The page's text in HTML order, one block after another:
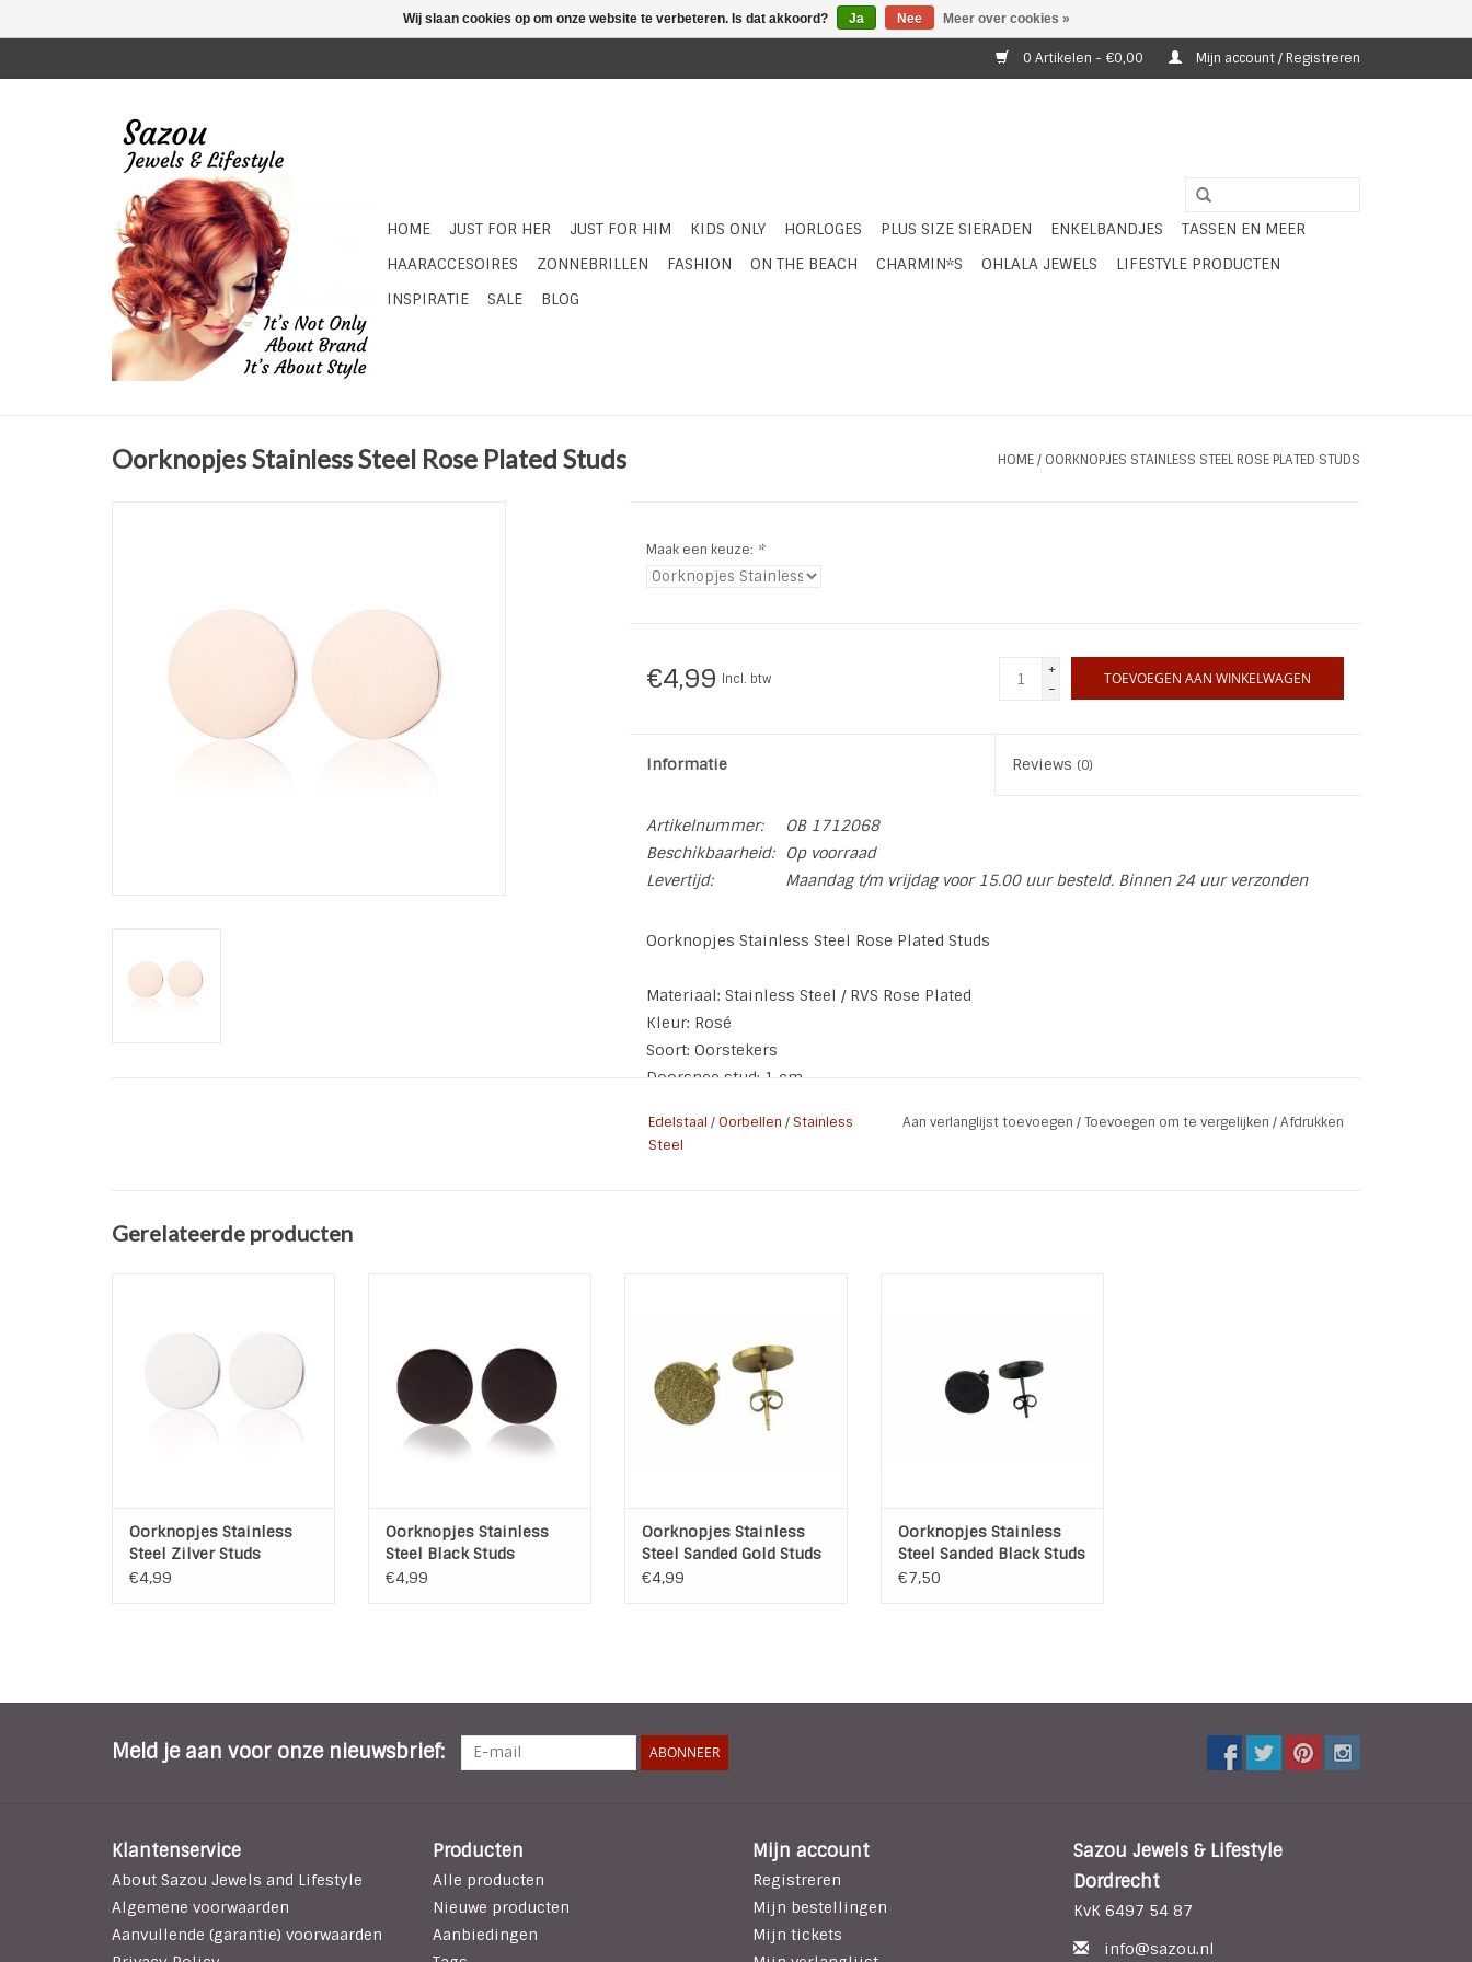
0 Artikelen - €0,00 Mijn account / Registreren
HOME JUST FOR HER JUST FOR HIM KIDS ONLY HORLOGES PLUS SIZE SIERADEN ENKELBANDJES
TASSEN EN MEER
HAARACCESOIRES
ZONNEBRILLEN FASHION ON THE BEACH CHARMIN*S OHLALA JEWELS
LIFESTYLE PRODUCTEN
INSPIRATIE
SALE BLOG
Oorknopjes Stainless Steel Rose Plated Studs HOME/ OORKNOPJES STAINLESS STEEL ROSE PLATED STUDS
Maak een keuze: *
€4,99 Incl. btw
+
-
TOEVOEGEN AAN WINKELWAGEN
Informatie Reviews (0)
Artikelnummer:
OB 1712068
Beschikbaarheid:
Op voorraad
Levertijd:
Maandag t/m vrijdag voor 15.00 uur besteld. Binnen 24 uur verzonden
Oorknopjes Stainless Steel Rose Plated Studs
Materiaal: Stainless Steel / RVS Rose Plated
Kleur: Rosé
Soort: Oorstekers
Doorsnee stud: 1 cm
Edelstaal /Oorbellen / Stainless
Steel
Aan verlanglijst toevoegen /Toevoegen om te vergelijken /Afdrukken
Gerelateerde producten
Kleur: Zilver
Soort: Oorstekers
Doorsnee stud: 1 cm
Oorknopjes Stainless
Steel Zilver Studs
€4,99
Kleur: Zwart
Soort: Oorstekers
Doorsnee stud: 1 cm
TOEVOEGEN AAN WINKELWAGEN
Oorknopjes Stainless
Steel Black Studs
€4,99
Kleur: Goud
Doorsnee: 1 cm
TOEVOEGEN AAN WINKELWAGEN
Oorknopjes Stainless
Steel Sanded Gold Studs
€4,99
Doorsnee: 1 cm
TOEVOEGEN AAN WINKELWAGEN
Oorknopjes Stainless
Steel Sanded Black Studs
€7,50
Meld je aan voor onze nieuwsbrief: ABONNEER
Klantenservice
About Sazou Jewels and Lifestyle
Algemene voorwaarden
Aanvullende (garantie) voorwaarden
Producten
Alle producten
Nieuwe producten
Aanbiedingen
Mijn account
Registreren
Mijn bestellingen
Mijn tickets
Sazou Jewels & Lifestyle
Dordrecht
KvK 6497 54 87
info@sazou.nl
Wij slaan cookies op om onze website te verbeteren. Is dat akkoord? Ja Nee Meer over cookies »